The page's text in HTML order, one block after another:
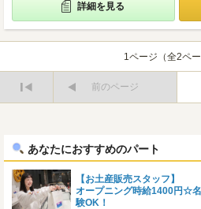
詳細を見る
1ページ（全2ペー
前のページ
あなたにおすすめのパート
【お土産販売スタッフ】
オープニング時給1400円☆
験OK！